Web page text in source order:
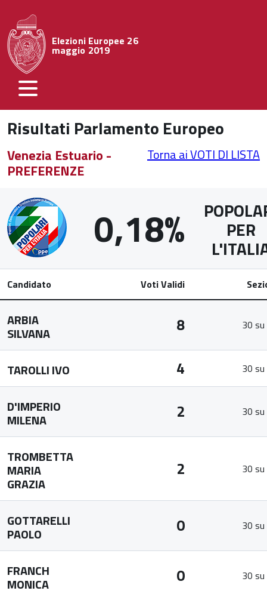
Elezioni Europee 26
maggio 2019
Risultati Parlamento Europeo
Venezia Estuario -
PREFERENZE
Torna ai VOTI DI LISTA
0,18% PER
Candidato Voti Validi
ARBIA
SILVANA 8 30
TAROLLI IVO 4 30
D'IMPERIO
MILENA 2 30
TROMBETTA
MARIA
GRAZIA
2 30
GOTTARELLI
PAOLO 0 30
FRANCH
MONICA 0 30